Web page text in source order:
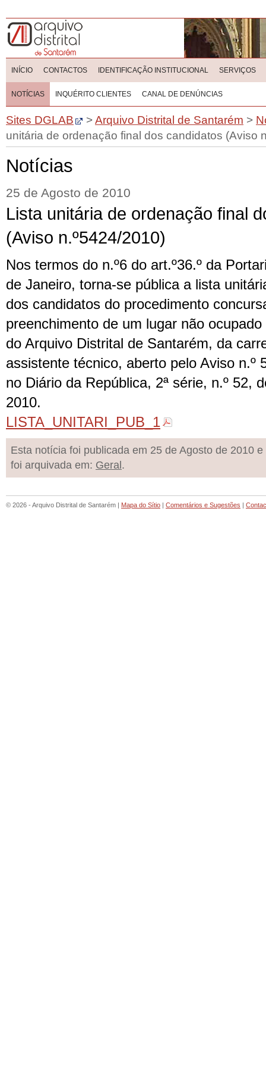
INÍCIO CONTACTOS IDENTIFICAÇÃO INSTITUCIONAL SERVIÇOS
NOTÍCIAS INQUÉRITO CLIENTES CANAL DE DENÚNCIAS
Sites DGLAB >Arquivo Distrital de Santarém >
unitária de ordenação final dos candidatos (Aviso
Notícias
25 de Agosto de 2010
Lista unitária de ordenação final
(Aviso n.º5424/2010)
Nos termos do n.º6 do art.º36.º da
de Janeiro, torna-se pública a lista
dos candidatos do procedimento
preenchimento de um lugar não
do Arquivo Distrital de Santarém, da
assistente técnico, aberto pelo Aviso n.º
no Diário da República, 2ª série, n.º 52,
2010.
LISTA_UNITARI_PUB_1
Esta notícia foi publicada em 25 de Agosto de 2010 e
foi arquivada em: Geral .
© 2026 - Arquivo Distrital de Santarém | Mapa do Sítio | Comentários e Sugestões |